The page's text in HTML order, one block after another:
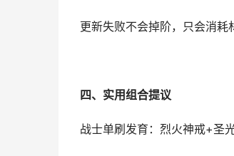
更新失败不会掉阶，只会消
四、实用组合提议
战士单刷发育：烈火神戒+圣